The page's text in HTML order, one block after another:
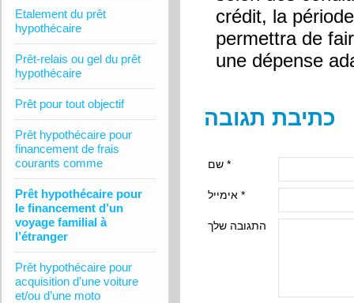
Etalement du prêt
hypothécaire
Prêt-relais ou gel du prêt
hypothécaire
Prêt pour tout objectif
Prêt hypothécaire pour
financement de frais
courants comme
Prêt hypothécaire pour
le financement d’un
voyage familial à
l’étranger
Prêt hypothécaire pour
acquisition d’une voiture
et/ou d’une moto
crédit, la
permettra de
une dépense
כתיבת תגובה
שם *
אימייל *
התגובה שלך